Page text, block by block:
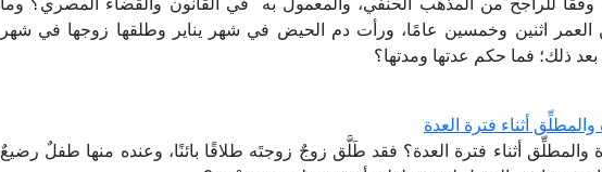
العمر اثنين وخمسين عامًا، ورأت دم الحيض في شهر يناير وطلقها زوجها في شهر
ذلك؛ فما حكم عدتها ومدتها؟
أثناء فترة العدة
والمطلِّق أثناء فترة العدة؟ فقد طَلَّق زوجٌ زوجتَه طلاقًا بائنًا، وعنده منها طفلٌ رضيعٌ